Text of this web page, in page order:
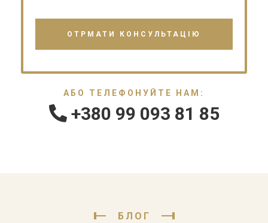
АБО ТЕЛЕФОНУЙТЕ НАМ:
+380 99 093 81 85
БЛОГ